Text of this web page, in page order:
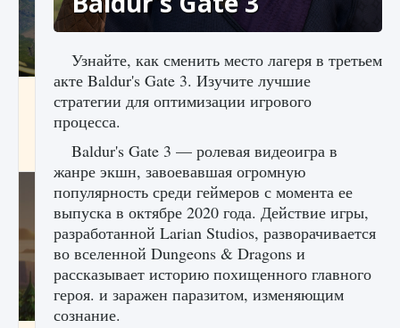
Как исправить ошибку Palworld «Идет
сохранение мира — Невозможно начать
сохранение данных мира»
9 августа 2024 2 511 0 0
Узнайте, как сменить место лагеря в третьем
акте Baldur's Gate 3. Изучите лучшие
стратегии для оптимизации игрового
процесса.
Baldur's Gate 3 — ролевая видеоигра в
жанре экшн, завоевавшая огромную
популярность среди геймеров с момента ее
выпуска в октябре 2020 года. Действие игры,
разработанной Larian Studios, разворачивается
во вселенной Dungeons & Dragons и
рассказывает историю похищенного главного
героя. и заражен паразитом, изменяющим
сознание.